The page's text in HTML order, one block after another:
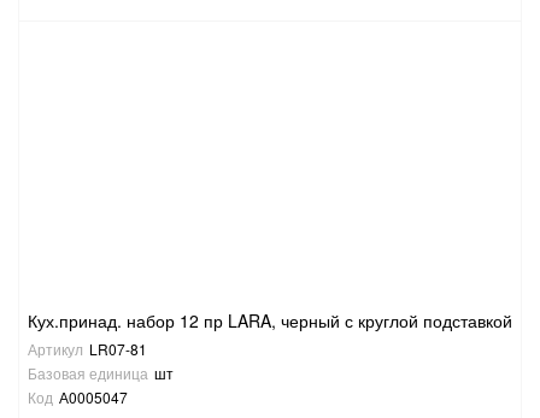
Кух.принад. набор 12 пр LARA, черный с круглой подставкой
Артикул LR07-81
Базовая единица шт
Код А0005047